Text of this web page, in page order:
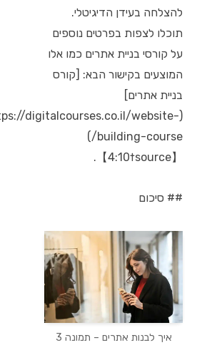
להצלחה בעידן הדיגיטלי.
תוכלו לצפות בפרטים נוספים
על קורסי בניית אתרים כמו אלו
המוצעים בקישור הבא: [קורס
בניית אתרים]
digitalcourses.co.il/website-
building-course/)
【4:10†source】.
## סיכום
איך לבנות אתרים – תמונה 3